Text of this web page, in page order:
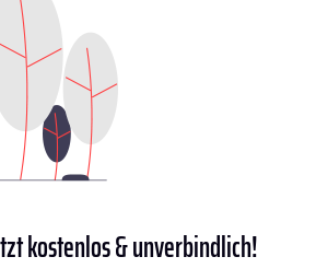
kostenlos & unverbindlich!